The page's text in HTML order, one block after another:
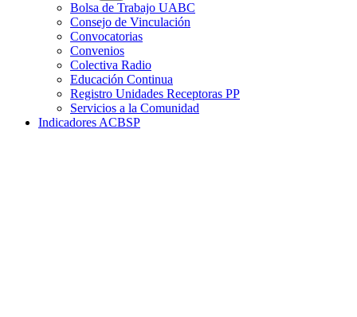
Bolsa de Trabajo UABC
Consejo de Vinculación
Convocatorias
Convenios
Colectiva Radio
Educación Continua
Registro Unidades Receptoras PP
Servicios a la Comunidad
Indicadores ACBSP